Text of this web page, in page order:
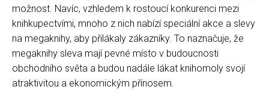
možnost. Navíc, vzhledem k rostoucí konkurenci mezi
knihkupectvími, mnoho z nich nabízí speciální akce a slevy
na megaknihy, aby přilákaly zákazníky. To naznačuje, že
megaknihy sleva mají pevné místo v budoucnosti
obchodního světa a budou nadále lákat knihomoly svojí
atraktivitou a ekonomickým přínosem.